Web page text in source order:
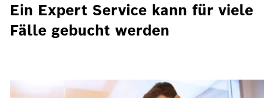
Ein Expert Service kann für viele
Fälle gebucht werden